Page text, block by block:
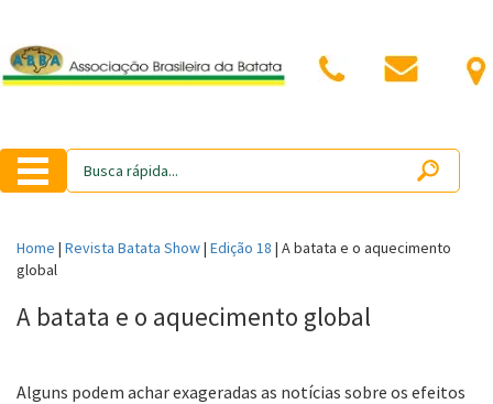
Home | Revista Batata Show| Edição 18 | A batata e o aquecimento
global
A batata e o aquecimento global
Alguns podem achar exageradas as notícias sobre os efeitos